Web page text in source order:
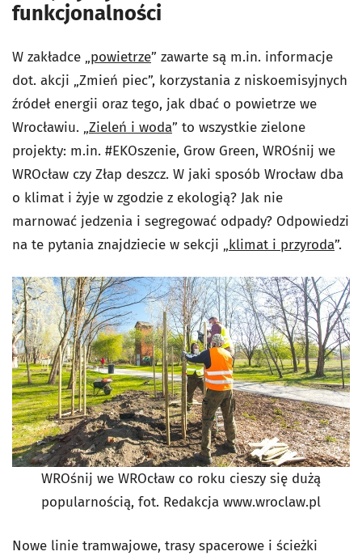
funkcjonalności
W zakładce „powietrze” zawarte są m.in. informacje
dot. akcji „Zmień piec”, korzystania z niskoemisyjnych
źródeł energii oraz tego, jak dbać o powietrze we
Wrocławiu. „Zieleń i woda” to wszystkie zielone
projekty: m.in. #EKOszenie, Grow Green, WROśnij we
WROcław czy Złap deszcz. W jaki sposób Wrocław dba
o klimat i żyje w zgodzie z ekologią? Jak nie
marnować jedzenia i segregować odpady? Odpowiedzi
na te pytania znajdziecie w sekcji „klimat i przyroda”.
WROśnij we WROcław co roku cieszy się dużą
popularnością, fot. Redakcja www.wroclaw.pl
Nowe linie tramwajowe, trasy spacerowe i ścieżki